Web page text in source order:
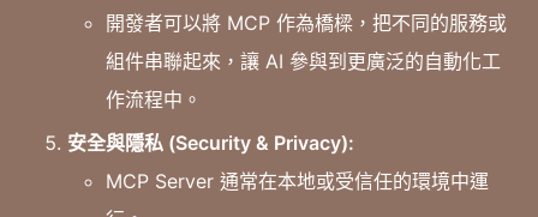
開發者可以將 MCP 作為橋樑，把不同的服務或
組件串聯起來，讓 AI 參與到更廣泛的自動化工
作流程中。
安全與隱私 (Security & Privacy):
MCP Server 通常在本地或受信任的環境中運